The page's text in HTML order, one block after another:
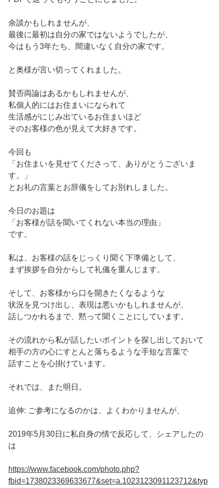
余談かもしれませんが、
最後に最初は自分の家ではないようでしたが、
今はもう3年たち、間違いなく自分の家です。
と奥様が言い切ってくれました。
賛否両論はあるかもしれませんが、
私個人的にはお住まいになられて
生活感がにじみ出ているお住まいほど
そのお客様の色が見えて大好きです。
今回も
「お住まいを見せてくださって、ありがとうございま
す。」
とお礼の言葉とお辞儀をしてお別れしました。
今日のお題は
「お客様が話を聞いてくれない本当の理由」
です。
私は、お客様の話をじっくり聞く下準備として、
まず挨拶を自分からして礼儀を重んじます。
そして、お客様から口を開きたくなるような
状況を見つけ出し、表現は悪いかもしれませんが、
話しつかれるまで、黙って聞くことにしています。
その流れから私が話したいポイントを探し出しておいて
相手の方の心にすとんと落ちるような手短な言葉で
話すことを心掛けています。
それでは、また明日。
追伸: ご参考になるのかは、よくわかりませんが、
2019年5月30日に私自身の情で反応して、シェアしたの
は
https://www.facebook.com/photo.php?
fbid=1738023369633677&set=a.1023123091123712&typ